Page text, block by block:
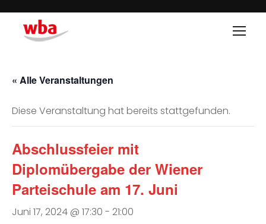
« Alle Veranstaltungen
Diese Veranstaltung hat bereits stattgefunden.
Abschlussfeier mit
Diplomübergabe der Wiener
Parteischule am 17. Juni
Juni 17, 2024 @ 17:30 - 21:00